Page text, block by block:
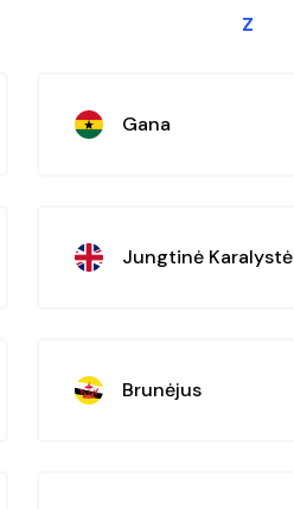
Z
Gana
Jungtinė Karalystė
Brunėjus